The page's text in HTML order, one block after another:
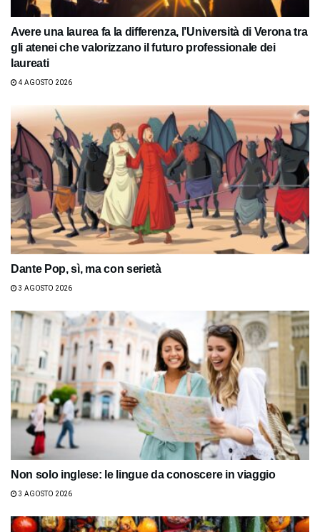
Avere una laurea fa la differenza, l’Università di Verona tra
gli atenei che valorizzano il futuro professionale dei
laureati
4 AGOSTO 2026
Dante Pop, sì, ma con serietà
3 AGOSTO 2026
Non solo inglese: le lingue da conoscere in viaggio
3 AGOSTO 2026